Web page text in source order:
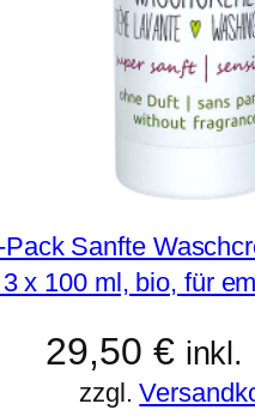
Pack Sanfte
x 100 ml, bio, für
29,50 € inkl.
zzgl.